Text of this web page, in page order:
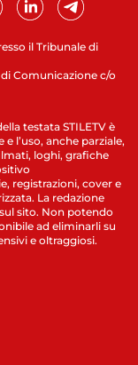
il Tribunale di
Comunicazione c/o
testata STILETV è
l’uso, anche parziale,
loghi, grafiche
registrazioni, cover e
La redazione
sito. Non potendo
ad eliminarli su
e oltraggiosi.